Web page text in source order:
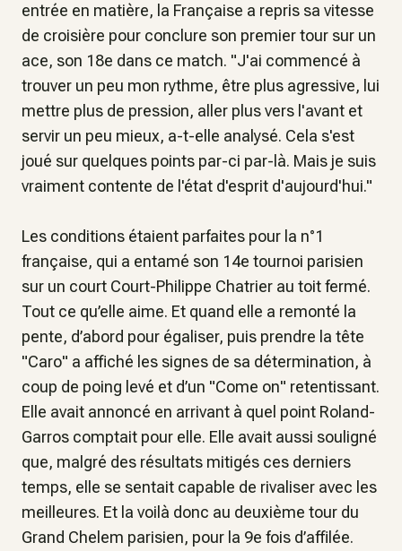
entrée en matière, la Française a repris sa vitesse
de croisière pour conclure son premier tour sur un
ace, son 18e dans ce match. "J'ai commencé à
trouver un peu mon rythme, être plus agressive, lui
mettre plus de pression, aller plus vers l'avant et
servir un peu mieux, a-t-elle analysé. Cela s'est
joué sur quelques points par-ci par-là. Mais je suis
vraiment contente de l'état d'esprit d'aujourd'hui."
Les conditions étaient parfaites pour la n°1
française, qui a entamé son 14e tournoi parisien
sur un court Court-Philippe Chatrier au toit fermé.
Tout ce qu’elle aime. Et quand elle a remonté la
pente, d’abord pour égaliser, puis prendre la tête
"Caro" a affiché les signes de sa détermination, à
coup de poing levé et d’un "Come on" retentissant.
Elle avait annoncé en arrivant à quel point Roland-
Garros comptait pour elle. Elle avait aussi souligné
que, malgré des résultats mitigés ces derniers
temps, elle se sentait capable de rivaliser avec les
meilleures. Et la voilà donc au deuxième tour du
Grand Chelem parisien, pour la 9e fois d’affilée.